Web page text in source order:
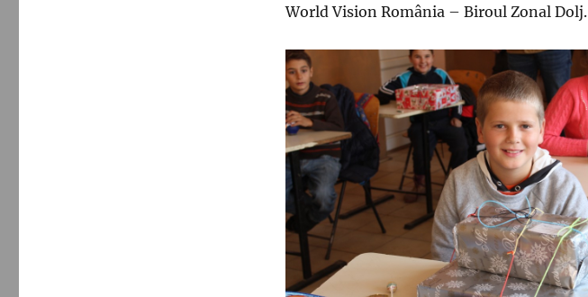
World Vision România – Biroul Zonal Dolj.